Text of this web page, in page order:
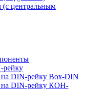
(с центральным
рейку
DIN-рейку Box-DIN
на DIN-рейку КОН-